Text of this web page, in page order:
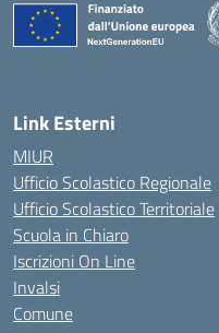
Link Esterni
MIUR
Ufficio Scolastico Regionale
Ufficio Scolastico Territoriale
Scuola in Chiaro
Iscrizioni On Line
Invalsi
Comune